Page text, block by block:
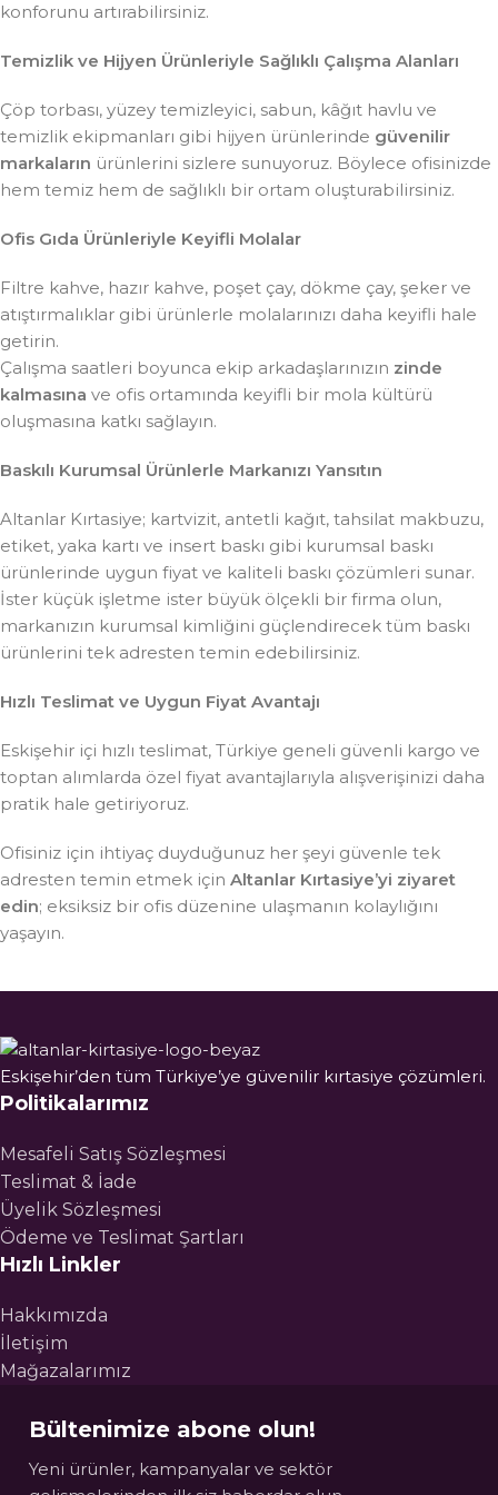
konforunu artırabilirsiniz.
Temizlik ve Hijyen Ürünleriyle Sağlıklı Çalışma Alanları
Çöp torbası, yüzey temizleyici, sabun, kâğıt havlu ve
temizlik ekipmanları gibi hijyen ürünlerinde güvenilir
markaların ürünlerini sizlere sunuyoruz. Böylece ofisinizde
hem temiz hem de sağlıklı bir ortam oluşturabilirsiniz.
Ofis Gıda Ürünleriyle Keyifli Molalar
Filtre kahve, hazır kahve, poşet çay, dökme çay, şeker ve
atıştırmalıklar gibi ürünlerle molalarınızı daha keyifli hale
getirin.
Çalışma saatleri boyunca ekip arkadaşlarınızın zinde
kalmasına ve ofis ortamında keyifli bir mola kültürü
oluşmasına katkı sağlayın.
Baskılı Kurumsal Ürünlerle Markanızı Yansıtın
Altanlar Kırtasiye; kartvizit, antetli kağıt, tahsilat makbuzu,
etiket, yaka kartı ve insert baskı gibi kurumsal baskı
ürünlerinde uygun fiyat ve kaliteli baskı çözümleri sunar.
İster küçük işletme ister büyük ölçekli bir firma olun,
markanızın kurumsal kimliğini güçlendirecek tüm baskı
ürünlerini tek adresten temin edebilirsiniz.
Hızlı Teslimat ve Uygun Fiyat Avantajı
Eskişehir içi hızlı teslimat, Türkiye geneli güvenli kargo ve
toptan alımlarda özel fiyat avantajlarıyla alışverişinizi daha
pratik hale getiriyoruz.
Ofisiniz için ihtiyaç duyduğunuz her şeyi güvenle tek
adresten temin etmek için Altanlar Kırtasiye’yi ziyaret
edin; eksiksiz bir ofis düzenine ulaşmanın kolaylığını
yaşayın.
Eskişehir’den tüm Türkiye’ye güvenilir kırtasiye çözümleri.
Politikalarımız
Mesafeli Satış Sözleşmesi
Teslimat & İade
Üyelik Sözleşmesi
Ödeme ve Teslimat Şartları
Hızlı Linkler
Hakkımızda
İletişim
Mağazalarımız
Bültenimize abone olun!
Yeni ürünler, kampanyalar ve sektör